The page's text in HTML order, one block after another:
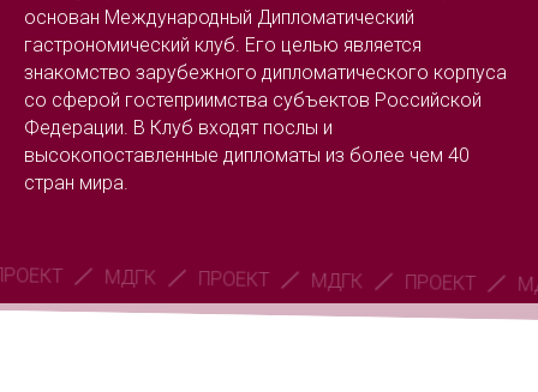
основан Международный Дипломатический
гастрономический клуб. Его целью является
знакомство зарубежного дипломатического корпуса
со сферой гостеприимства субъектов Российской
Федерации. В Клуб входят послы и
высокопоставленные дипломаты из более чем 40
стран мира.
ПРОЕКТ МДГК ПРОЕКТ МДГК ПРОЕКТ